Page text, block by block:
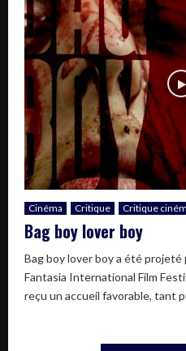
Cinéma Critique Critique
Bag boy lover boy
Bag boy lover boy a été projeté
Fantasia International Film
reçu un accueil favorable, tant